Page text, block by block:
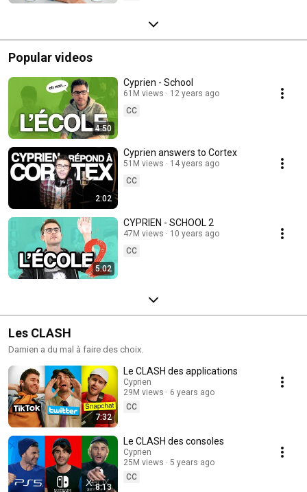
Popular videos
4:50
Cyprien - School
61M views
12 years ago
CC
2:02
Cyprien answers to Cortex
51M views
14 years ago
CC
5:02
CYPRIEN - SCHOOL 2
47M views
10 years ago
CC
Les CLASH
Damien a du mal à faire des choix.
7:32
Le CLASH des applications
Cyprien
29M views
6 years ago
CC
8:13
Le CLASH des consoles
Cyprien
25M views
5 years ago
CC